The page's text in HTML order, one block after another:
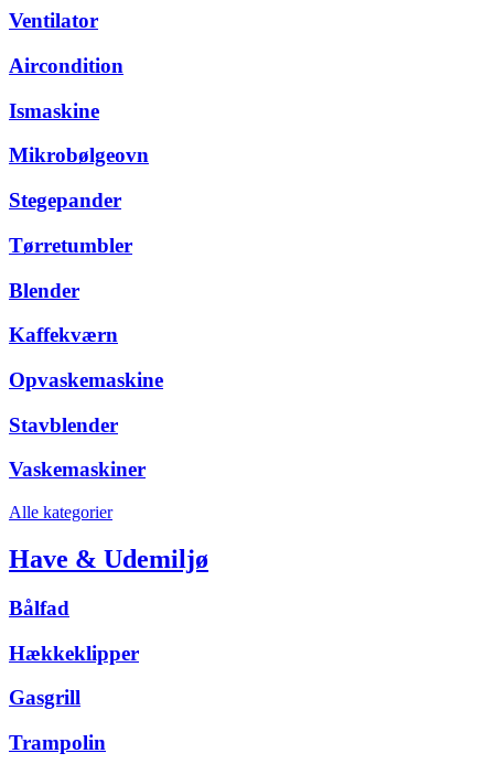
Ventilator
Aircondition
Ismaskine
Mikrobølgeovn
Stegepander
Tørretumbler
Blender
Kaffekværn
Opvaskemaskine
Stavblender
Vaskemaskiner
Alle kategorier
Have & Udemiljø
Bålfad
Hækkeklipper
Gasgrill
Trampolin